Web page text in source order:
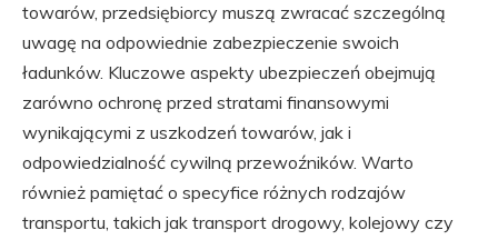
towarów, przedsiębiorcy muszą zwracać szczególną
uwagę na odpowiednie zabezpieczenie swoich
ładunków. Kluczowe aspekty ubezpieczeń obejmują
zarówno ochronę przed stratami finansowymi
wynikającymi z uszkodzeń towarów, jak i
odpowiedzialność cywilną przewoźników. Warto
również pamiętać o specyfice różnych rodzajów
transportu, takich jak transport drogowy, kolejowy czy